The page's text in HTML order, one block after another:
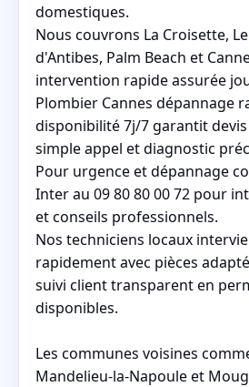
domestiques.
Nous couvrons La Croisette,
d'Antibes, Palm Beach et
intervention rapide assurée
Plombier Cannes dépannage
disponibilité 7j/7 garantit
simple appel et diagnostic
Pour urgence et dépannage
Inter au 09 80 80 00 72 pour
et conseils professionnels.
Nos techniciens locaux
rapidement avec pièces
suivi client transparent en
disponibles.
Les communes voisines
Mandelieu-la-Napoule et